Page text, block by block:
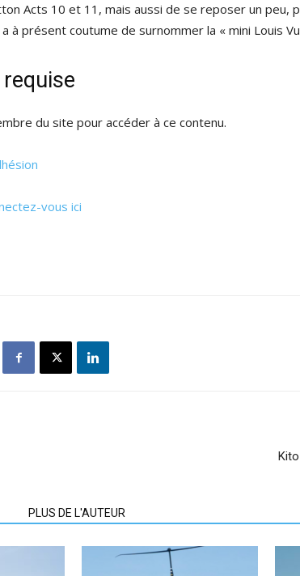
Acts 10 et 11, mais aussi de se reposer un peu,
à présent coutume de surnommer la « mini Louis
du site pour accéder à ce contenu.
vous ici
PLUS DE L'AUTEUR